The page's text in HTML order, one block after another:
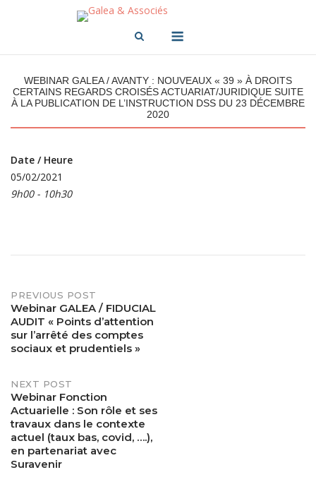
WEBINAR GALEA / AVANTY : NOUVEAUX « 39 » À DROITS
CERTAINS REGARDS CROISÉS ACTUARIAT/JURIDIQUE SUITE
À LA PUBLICATION DE L’INSTRUCTION DSS DU 23 DÉCEMBRE
2020
Date / Heure
05/02/2021
9h00 - 10h30
Post
navigation
PREVIOUS POST
Webinar GALEA / FIDUCIAL
AUDIT « Points d’attention
sur l’arrêté des comptes
sociaux et prudentiels »
NEXT POST
Webinar Fonction
Actuarielle : Son rôle et ses
travaux dans le contexte
actuel (taux bas, covid, ….),
en partenariat avec
Suravenir